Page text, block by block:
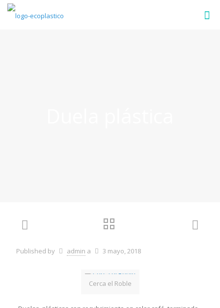
Published by admin a 3 mayo, 2018
Cerca el Roble